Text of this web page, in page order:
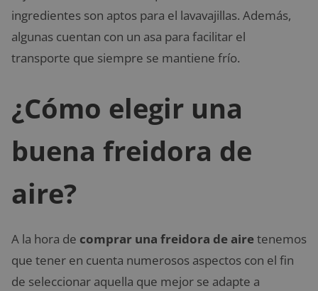
ingredientes son aptos para el lavavajillas. Además,
algunas cuentan con un asa para facilitar el
transporte que siempre se mantiene frío.
¿Cómo elegir una
buena freidora de
aire?
A la hora de comprar una freidora de airetenemos
que tener en cuenta numerosos aspectos con el fin
de seleccionar aquella que mejor se adapte a